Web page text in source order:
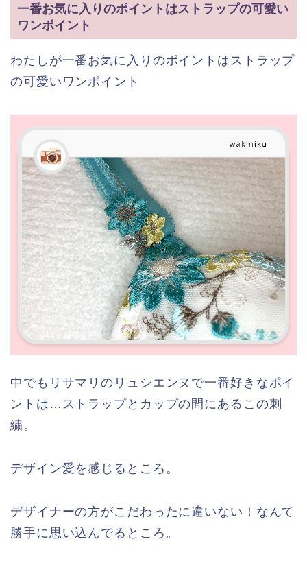
一番お気に入りのポイントはストラップの可愛い
ワンポイント
わたしが一番お気に入りのポイントはストラップ
の可愛いワンポイント
中でもリサマリのリュシエンヌで一番好きなポイ
ントは…ストラップとカップの間にあるこの刺
繍。
デザイン愛を感じるところ。
デザイナーの方がこだわったに違いない！なんて
勝手に思い込んでるところ。